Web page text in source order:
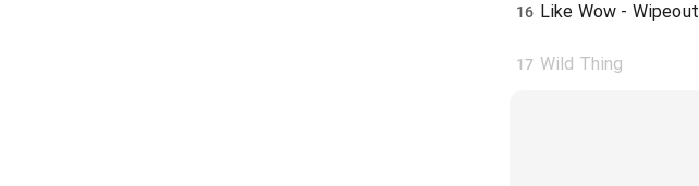
16 Like Wow - Wipeout
17 Wild Thing